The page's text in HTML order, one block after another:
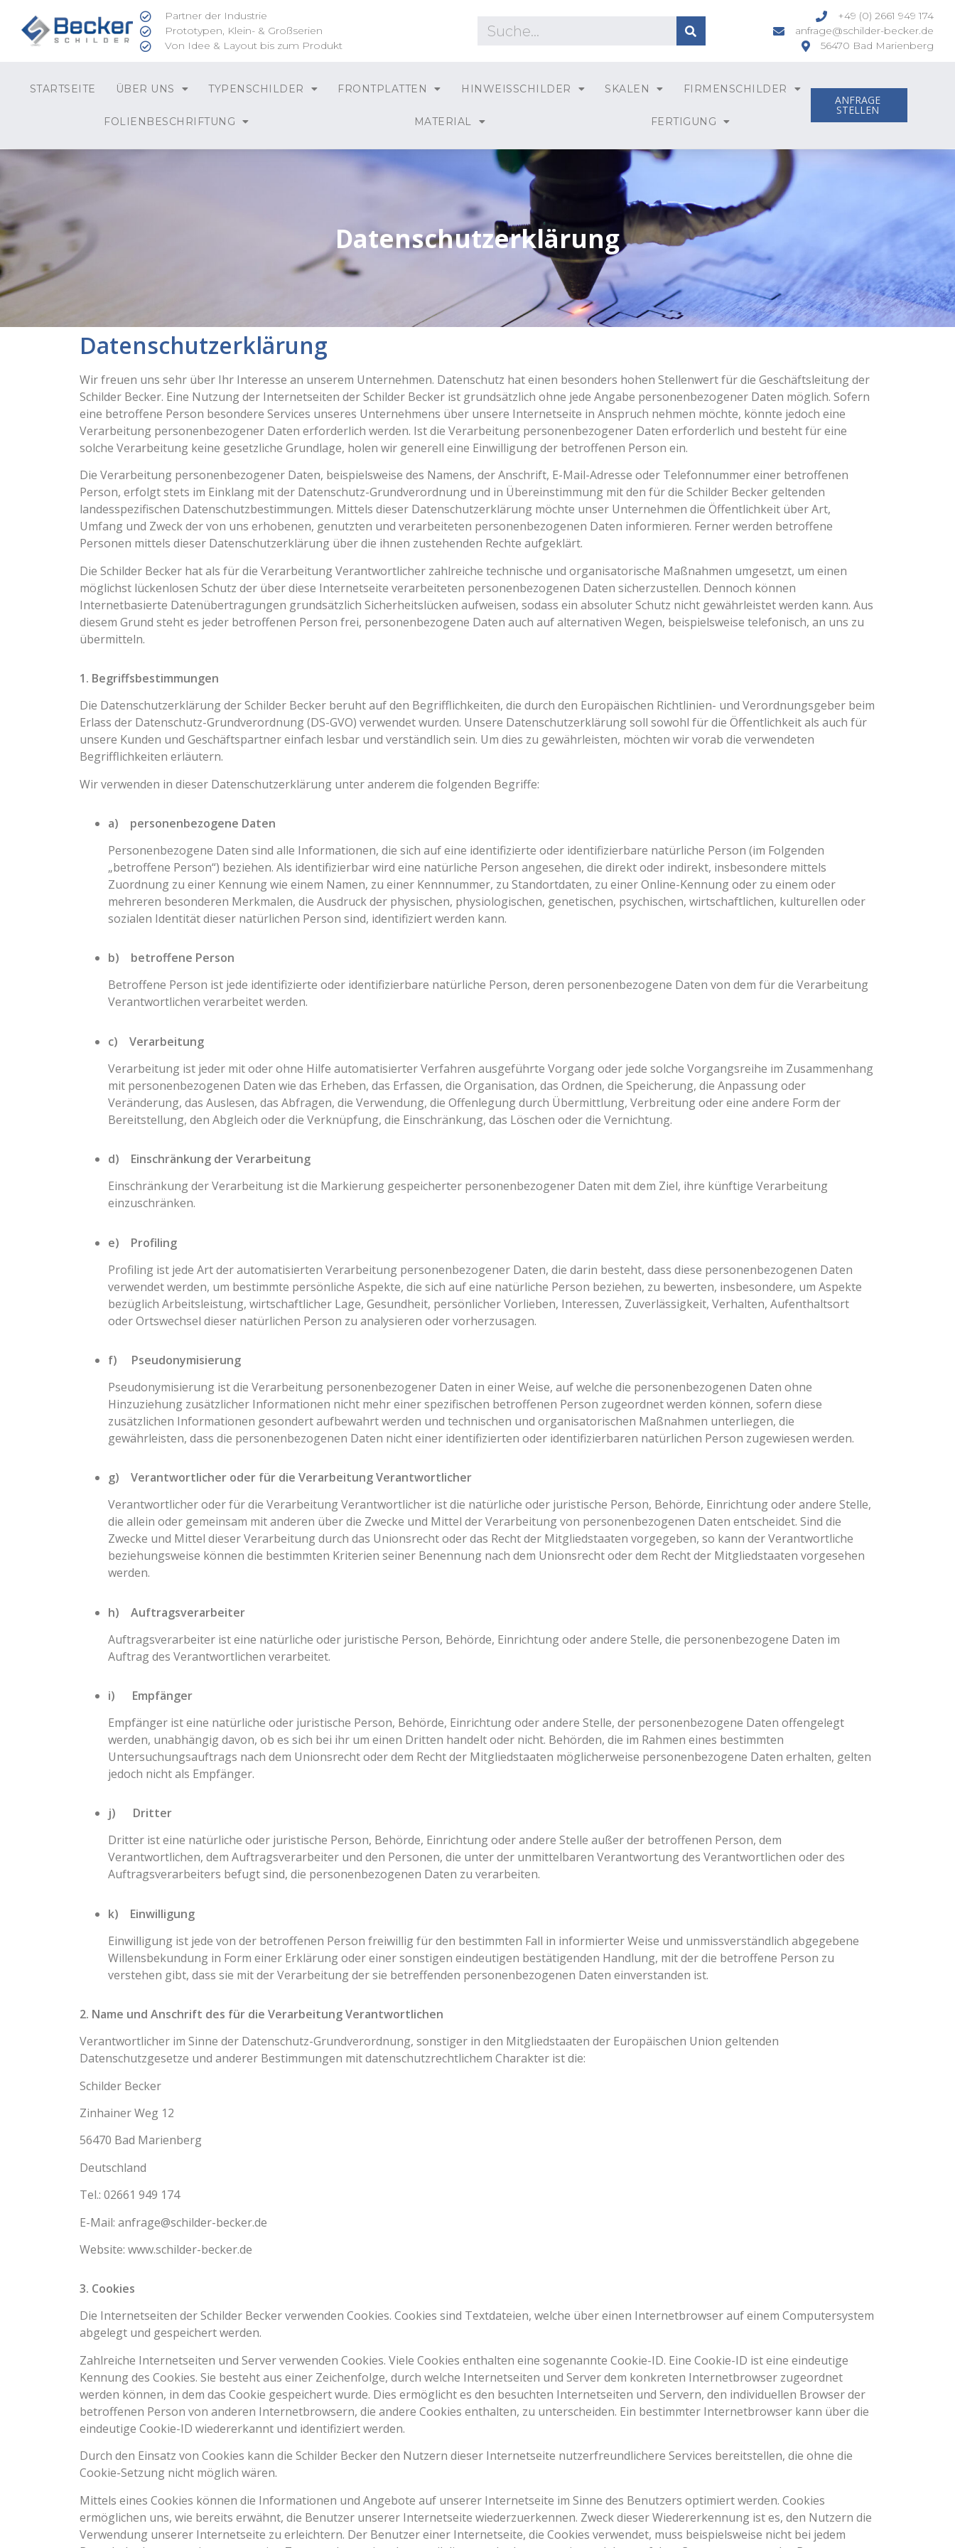
Partner der Industrie
Prototypen, Klein- & Großserien
Von Idee & Layout bis zum Produkt
+49 (0) 2661 949 174
anfrage@schilder-becker.de
56470 Bad Marienberg
STARTSEITE ÜBER UNS TYPENSCHILDER FRONTPLATTEN HINWEISSCHILDER SKALEN FIRMENSCHILDER
FOLIENBESCHRIFTUNG MATERIAL FERTIGUNG
ANFRAGE
STELLEN
Datenschutzerklärung
Datenschutzerklärung
Wir freuen uns sehr über Ihr Interesse an unserem Unternehmen. Datenschutz hat einen besonders hohen Stellenwert für die Geschäftsleitung der
Schilder Becker. Eine Nutzung der Internetseiten der Schilder Becker ist grundsätzlich ohne jede Angabe personenbezogener Daten möglich. Sofern
eine betroffene Person besondere Services unseres Unternehmens über unsere Internetseite in Anspruch nehmen möchte, könnte jedoch eine
Verarbeitung personenbezogener Daten erforderlich werden. Ist die Verarbeitung personenbezogener Daten erforderlich und besteht für eine
solche Verarbeitung keine gesetzliche Grundlage, holen wir generell eine Einwilligung der betroffenen Person ein.
Die Verarbeitung personenbezogener Daten, beispielsweise des Namens, der Anschrift, E-Mail-Adresse oder Telefonnummer einer betroffenen
Person, erfolgt stets im Einklang mit der Datenschutz-Grundverordnung und in Übereinstimmung mit den für die Schilder Becker geltenden
landesspezifischen Datenschutzbestimmungen. Mittels dieser Datenschutzerklärung möchte unser Unternehmen die Öffentlichkeit über Art,
Umfang und Zweck der von uns erhobenen, genutzten und verarbeiteten personenbezogenen Daten informieren. Ferner werden betroffene
Personen mittels dieser Datenschutzerklärung über die ihnen zustehenden Rechte aufgeklärt.
Die Schilder Becker hat als für die Verarbeitung Verantwortlicher zahlreiche technische und organisatorische Maßnahmen umgesetzt, um einen
möglichst lückenlosen Schutz der über diese Internetseite verarbeiteten personenbezogenen Daten sicherzustellen. Dennoch können
Internetbasierte Datenübertragungen grundsätzlich Sicherheitslücken aufweisen, sodass ein absoluter Schutz nicht gewährleistet werden kann. Aus
diesem Grund steht es jeder betroffenen Person frei, personenbezogene Daten auch auf alternativen Wegen, beispielsweise telefonisch, an uns zu
übermitteln.
1. Begriffsbestimmungen
Die Datenschutzerklärung der Schilder Becker beruht auf den Begrifflichkeiten, die durch den Europäischen Richtlinien- und Verordnungsgeber beim
Erlass der Datenschutz-Grundverordnung (DS-GVO) verwendet wurden. Unsere Datenschutzerklärung soll sowohl für die Öffentlichkeit als auch für
unsere Kunden und Geschäftspartner einfach lesbar und verständlich sein. Um dies zu gewährleisten, möchten wir vorab die verwendeten
Begrifflichkeiten erläutern.
Wir verwenden in dieser Datenschutzerklärung unter anderem die folgenden Begriffe:
a) personenbezogene Daten
Personenbezogene Daten sind alle Informationen, die sich auf eine identifizierte oder identifizierbare natürliche Person (im Folgenden
„betroffene Person“) beziehen. Als identifizierbar wird eine natürliche Person angesehen, die direkt oder indirekt, insbesondere mittels
Zuordnung zu einer Kennung wie einem Namen, zu einer Kennnummer, zu Standortdaten, zu einer Online-Kennung oder zu einem oder
mehreren besonderen Merkmalen, die Ausdruck der physischen, physiologischen, genetischen, psychischen, wirtschaftlichen, kulturellen oder
sozialen Identität dieser natürlichen Person sind, identifiziert werden kann.
b) betroffene Person
Betroffene Person ist jede identifizierte oder identifizierbare natürliche Person, deren personenbezogene Daten von dem für die Verarbeitung
Verantwortlichen verarbeitet werden.
c) Verarbeitung
Verarbeitung ist jeder mit oder ohne Hilfe automatisierter Verfahren ausgeführte Vorgang oder jede solche Vorgangsreihe im Zusammenhang
mit personenbezogenen Daten wie das Erheben, das Erfassen, die Organisation, das Ordnen, die Speicherung, die Anpassung oder
Veränderung, das Auslesen, das Abfragen, die Verwendung, die Offenlegung durch Übermittlung, Verbreitung oder eine andere Form der
Bereitstellung, den Abgleich oder die Verknüpfung, die Einschränkung, das Löschen oder die Vernichtung.
d) Einschränkung der Verarbeitung
Einschränkung der Verarbeitung ist die Markierung gespeicherter personenbezogener Daten mit dem Ziel, ihre künftige Verarbeitung
einzuschränken.
e) Profiling
Profiling ist jede Art der automatisierten Verarbeitung personenbezogener Daten, die darin besteht, dass diese personenbezogenen Daten
verwendet werden, um bestimmte persönliche Aspekte, die sich auf eine natürliche Person beziehen, zu bewerten, insbesondere, um Aspekte
bezüglich Arbeitsleistung, wirtschaftlicher Lage, Gesundheit, persönlicher Vorlieben, Interessen, Zuverlässigkeit, Verhalten, Aufenthaltsort
oder Ortswechsel dieser natürlichen Person zu analysieren oder vorherzusagen.
f) Pseudonymisierung
Pseudonymisierung ist die Verarbeitung personenbezogener Daten in einer Weise, auf welche die personenbezogenen Daten ohne
Hinzuziehung zusätzlicher Informationen nicht mehr einer spezifischen betroffenen Person zugeordnet werden können, sofern diese
zusätzlichen Informationen gesondert aufbewahrt werden und technischen und organisatorischen Maßnahmen unterliegen, die
gewährleisten, dass die personenbezogenen Daten nicht einer identifizierten oder identifizierbaren natürlichen Person zugewiesen werden.
g) Verantwortlicher oder für die Verarbeitung Verantwortlicher
Verantwortlicher oder für die Verarbeitung Verantwortlicher ist die natürliche oder juristische Person, Behörde, Einrichtung oder andere Stelle,
die allein oder gemeinsam mit anderen über die Zwecke und Mittel der Verarbeitung von personenbezogenen Daten entscheidet. Sind die
Zwecke und Mittel dieser Verarbeitung durch das Unionsrecht oder das Recht der Mitgliedstaaten vorgegeben, so kann der Verantwortliche
beziehungsweise können die bestimmten Kriterien seiner Benennung nach dem Unionsrecht oder dem Recht der Mitgliedstaaten vorgesehen
werden.
h) Auftragsverarbeiter
Auftragsverarbeiter ist eine natürliche oder juristische Person, Behörde, Einrichtung oder andere Stelle, die personenbezogene Daten im
Auftrag des Verantwortlichen verarbeitet.
i) Empfänger
Empfänger ist eine natürliche oder juristische Person, Behörde, Einrichtung oder andere Stelle, der personenbezogene Daten offengelegt
werden, unabhängig davon, ob es sich bei ihr um einen Dritten handelt oder nicht. Behörden, die im Rahmen eines bestimmten
Untersuchungsauftrags nach dem Unionsrecht oder dem Recht der Mitgliedstaaten möglicherweise personenbezogene Daten erhalten, gelten
jedoch nicht als Empfänger.
j) Dritter
Dritter ist eine natürliche oder juristische Person, Behörde, Einrichtung oder andere Stelle außer der betroffenen Person, dem
Verantwortlichen, dem Auftragsverarbeiter und den Personen, die unter der unmittelbaren Verantwortung des Verantwortlichen oder des
Auftragsverarbeiters befugt sind, die personenbezogenen Daten zu verarbeiten.
k) Einwilligung
Einwilligung ist jede von der betroffenen Person freiwillig für den bestimmten Fall in informierter Weise und unmissverständlich abgegebene
Willensbekundung in Form einer Erklärung oder einer sonstigen eindeutigen bestätigenden Handlung, mit der die betroffene Person zu
verstehen gibt, dass sie mit der Verarbeitung der sie betreffenden personenbezogenen Daten einverstanden ist.
2. Name und Anschrift des für die Verarbeitung Verantwortlichen
Verantwortlicher im Sinne der Datenschutz-Grundverordnung, sonstiger in den Mitgliedstaaten der Europäischen Union geltenden
Datenschutzgesetze und anderer Bestimmungen mit datenschutzrechtlichem Charakter ist die:
Schilder Becker
Zinhainer Weg 12
56470 Bad Marienberg
Deutschland
Tel.: 02661 949 174
E-Mail: anfrage@schilder-becker.de
Website: www.schilder-becker.de
3. Cookies
Die Internetseiten der Schilder Becker verwenden Cookies. Cookies sind Textdateien, welche über einen Internetbrowser auf einem Computersystem
abgelegt und gespeichert werden.
Zahlreiche Internetseiten und Server verwenden Cookies. Viele Cookies enthalten eine sogenannte Cookie-ID. Eine Cookie-ID ist eine eindeutige
Kennung des Cookies. Sie besteht aus einer Zeichenfolge, durch welche Internetseiten und Server dem konkreten Internetbrowser zugeordnet
werden können, in dem das Cookie gespeichert wurde. Dies ermöglicht es den besuchten Internetseiten und Servern, den individuellen Browser der
betroffenen Person von anderen Internetbrowsern, die andere Cookies enthalten, zu unterscheiden. Ein bestimmter Internetbrowser kann über die
eindeutige Cookie-ID wiedererkannt und identifiziert werden.
Durch den Einsatz von Cookies kann die Schilder Becker den Nutzern dieser Internetseite nutzerfreundlichere Services bereitstellen, die ohne die
Cookie-Setzung nicht möglich wären.
Mittels eines Cookies können die Informationen und Angebote auf unserer Internetseite im Sinne des Benutzers optimiert werden. Cookies
ermöglichen uns, wie bereits erwähnt, die Benutzer unserer Internetseite wiederzuerkennen. Zweck dieser Wiedererkennung ist es, den Nutzern die
Verwendung unserer Internetseite zu erleichtern. Der Benutzer einer Internetseite, die Cookies verwendet, muss beispielsweise nicht bei jedem